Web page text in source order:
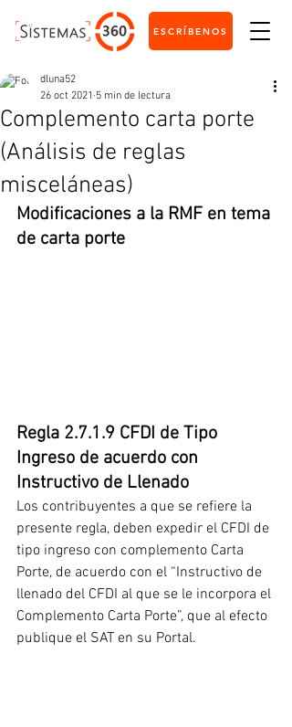
ESCRÍBENOS
Complemento carta porte
(Análisis de reglas
misceláneas)
dluna52
26 oct 2021 5 min de lectura
Modificaciones a la RMF en tema
de carta porte
Regla 2.7.1.9 CFDI de Tipo
Ingreso de acuerdo con
Instructivo de Llenado
Los contribuyentes a que se refiere la
presente regla, deben expedir el CFDI de
tipo ingreso con complemento Carta
Porte, de acuerdo con el “Instructivo de
llenado del CFDI al que se le incorpora el
Complemento Carta Porte”, que al efecto
publique el SAT en su Portal.